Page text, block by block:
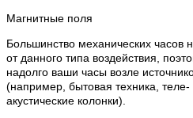
Магнитные поля
Большинство механических часов
от данного типа воздействия,
надолго ваши часы возле
(например, бытовая техника, теле-
акустические колонки).